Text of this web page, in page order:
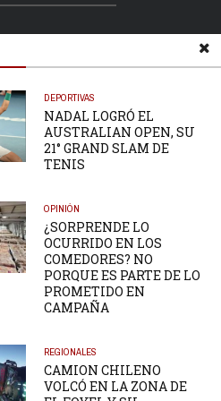
DEPORTIVAS
NADAL LOGRÓ EL
AUSTRALIAN OPEN, SU
21° GRAND SLAM DE
TENIS
OPINIÓN
¿SORPRENDE LO
OCURRIDO EN LOS
COMEDORES? NO
PORQUE ES PARTE DE LO
PROMETIDO EN
CAMPAÑA
REGIONALES
CAMION CHILENO
VOLCÓ EN LA ZONA DE
Público
Editor de
y Productor
que se difunde
cables de San
jueves de
Bariloche, Río